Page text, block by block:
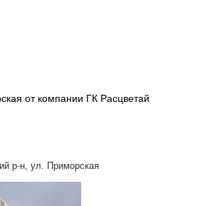
р-н, ул. Приморская